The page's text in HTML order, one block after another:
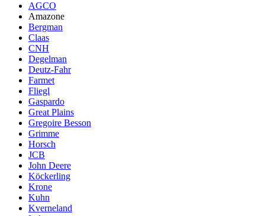
AGCO
Amazone
Bergman
Claas
CNH
Degelman
Deutz-Fahr
Farmet
Fliegl
Gaspardo
Great Plains
Gregoire Besson
Grimme
Horsch
JCB
John Deere
Köckerling
Krone
Kuhn
Kverneland